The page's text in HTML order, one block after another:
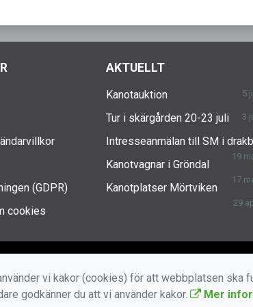
(GDPR)
cookies
AKTUELLT
Kanotauktion 5
Tur i skärgården 20-23 juli 3
Intresseanmälan till SM i
19
Kanotvagnar i Gröndal
17
Kanotplatser Mörtviken
29
vi kakor (cookies) för att webbplatsen ska
godkänner du att vi använder kakor.
Mer